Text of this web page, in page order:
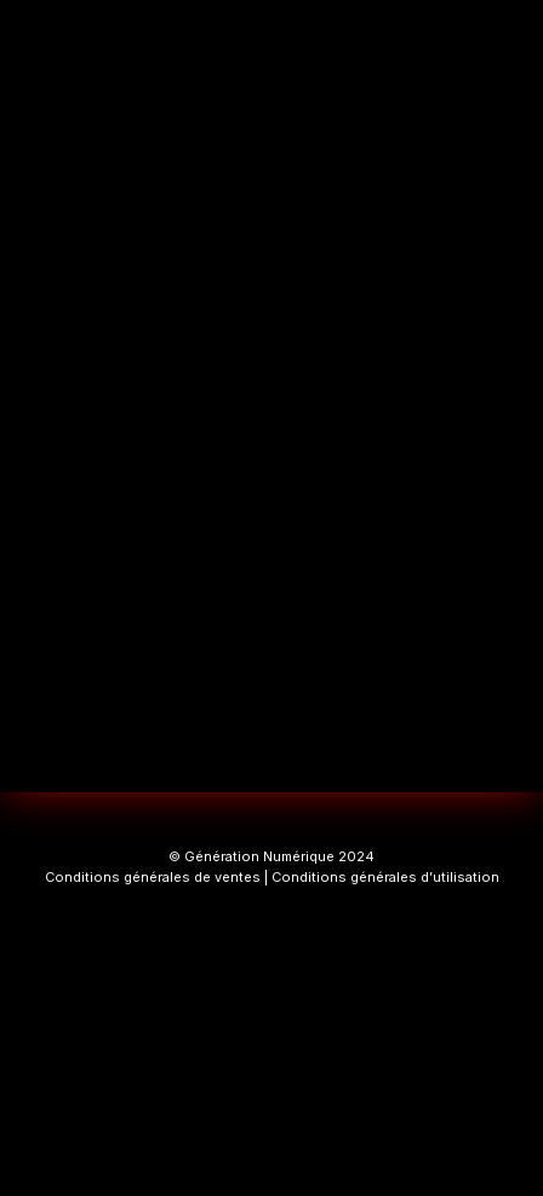
© Génération Numérique 2024
Conditions générales de ventes
Conditions générales d’utilisation